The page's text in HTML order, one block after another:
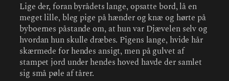
Lige der, foran byrådets lange, opsatte bord, lå en
meget lille, bleg pige på hænder og knæ og hørte på
byboernes påstande om, at hun var Djævelen selv og
hvordan hun skulle dræbes. Pigens lange, hvide hår
skærmede for hendes ansigt, men på gulvet af
stampet jord under hendes hoved havde der samlet
sig små pøle af tårer.